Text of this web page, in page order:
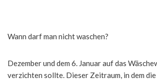
Wann darf man nicht waschen?
Dezember und dem 6. Januar auf das
verzichten sollte. Dieser Zeitraum, in dem